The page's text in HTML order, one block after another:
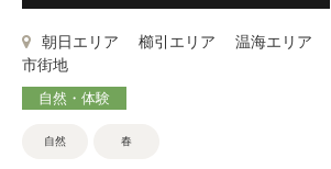
朝日エリア 櫛引エリア 温海エリア
市街地
自然・体験
自然 春